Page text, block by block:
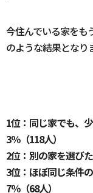
今住んでいる家をも
のような結果となり
1位：同じ家でも、
3％（118人）
2位：別の家を選び
3位：ほぼ同じ条件
7％（68人）